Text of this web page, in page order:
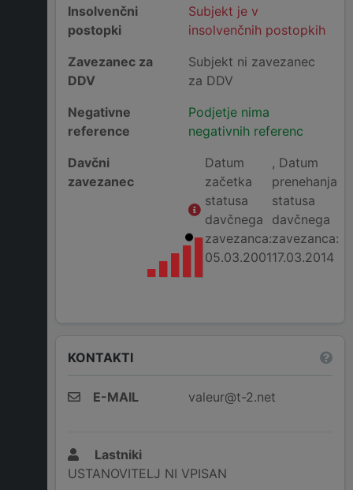
Insolvenčni
postopki
Subjekt je v
insolvenčnih postopkih
Zavezanec za
DDV
Subjekt ni zavezanec
za DDV
Negativne
reference
Podjetje nima
negativnih referenc
Davčni
zavezanec
Datum
začetka
statusa
davčnega
zavezanca:
05.03.2001
, Datum
prenehanja
statusa
davčnega
zavezanca:
17.03.2014
KONTAKTI
E-MAIL valeur@t-2.net
Lastniki
USTANOVITELJ NI VPISAN